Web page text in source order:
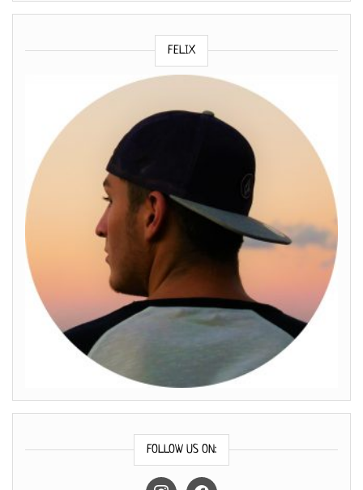
FELIX
FOLLOW US ON:
instagramfacebook